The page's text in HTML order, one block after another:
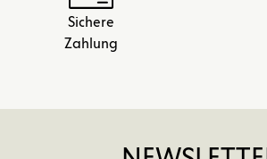
Sichere
Zahlung